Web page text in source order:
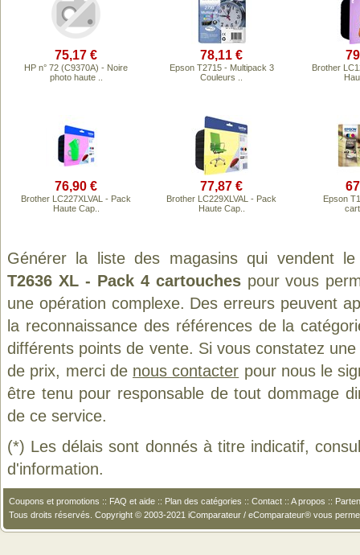
75,17 €
HP n° 72 (C9370A) - Noire
photo haute ..
78,11 €
Epson T2715 - Multipack 3
Couleurs ..
Brother
76,90 €
Brother LC227XLVAL - Pack
Haute Cap..
77,87 €
Brother LC229XLVAL - Pack
Haute Cap..
Epson
Générer la liste des magasins qui vendent
T2636 XL - Pack 4 cartouchespour vous
une opération complexe. Des erreurs peuvent
la reconnaissance des références de la
différents points de vente. Si vous constatez
de prix, merci de nous contacter pour nous le
être tenu pour responsable de tout dommage
de ce service.
(*) Les délais sont donnés à titre indicatif,
d'information.
Coupons et promotions :: FAQ et aide :: Plan des catégories :: Contact :: A propos ::
Tous droits réservés. Copyright © 2003-2021 iComparateur / eComparateur® vous